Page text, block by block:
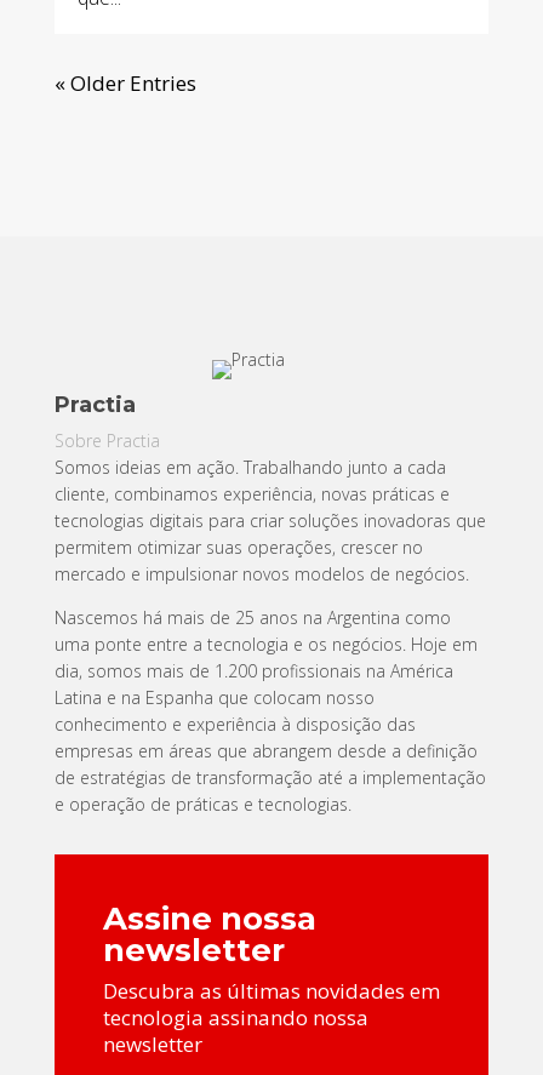
« Older Entries
Practia
Sobre Practia
Somos ideias em ação. Trabalhando junto a cada
cliente, combinamos experiência, novas práticas e
tecnologias digitais para criar soluções inovadoras que
permitem otimizar suas operações, crescer no
mercado e impulsionar novos modelos de negócios.
Nascemos há mais de 25 anos na Argentina como
uma ponte entre a tecnologia e os negócios. Hoje em
dia, somos mais de 1.200 profissionais na América
Latina e na Espanha que colocam nosso
conhecimento e experiência à disposição das
empresas em áreas que abrangem desde a definição
de estratégias de transformação até a implementação
e operação de práticas e tecnologias.
Assine nossa
newsletter
Descubra as últimas novidades em
tecnologia assinando nossa
newsletter